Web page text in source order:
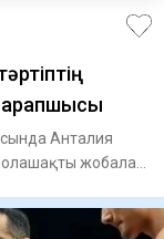
Анталия
жобалау: